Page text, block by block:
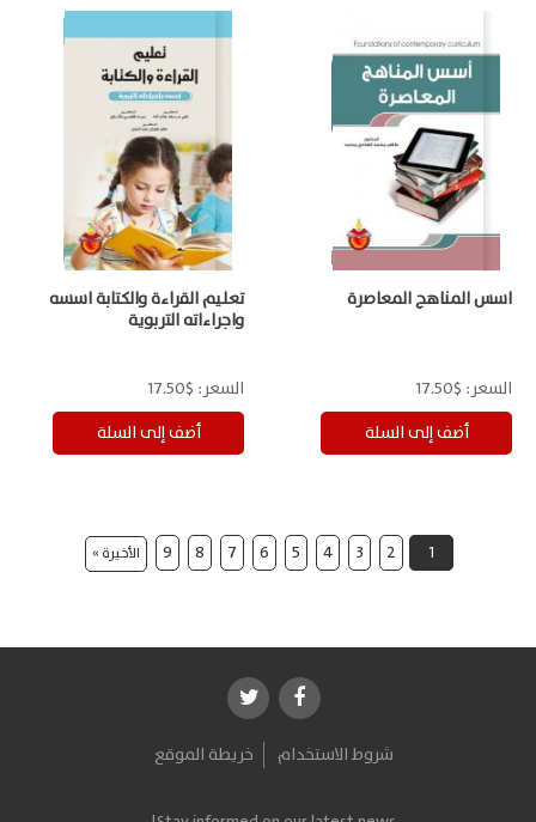
اسس المناهج المعاصرة
السعر: $17.50
تعليم القراءة والكتابة اسسه
واجراءاته التربوية
السعر: $17.50
1
2
3
4
5
6
7
8
9 الأخيرة »
شروط الاستخدام خريطة الموقع